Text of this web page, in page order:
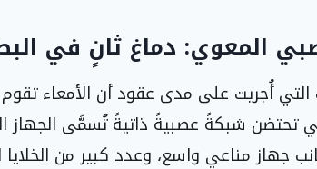
المعوي: دماغ ثانٍ في
أُجريت على مدى عقود أن الأمعاء